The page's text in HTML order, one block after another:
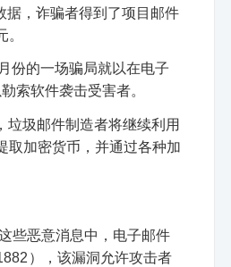
据，诈骗者得到了项目邮件
份的一场骗局就以在电子
索软件袭击受害者。
垃圾邮件制造者将继续利用
取加密货币，并通过各种加
些恶意消息中，电子邮件
）
，该漏洞允许攻击者